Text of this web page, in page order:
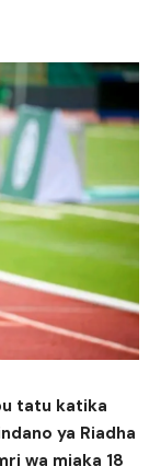
tatu katika
ya Riadha
wa miaka 18